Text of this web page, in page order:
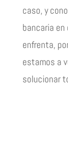
caso, y
bancaria
enfrenta,
estamos a
solucionar